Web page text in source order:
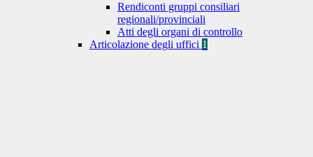
Rendiconti gruppi consiliari
regionali/provinciali
Atti degli organi di controllo
Articolazione degli uffici 1